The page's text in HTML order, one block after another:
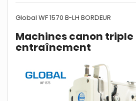
Global WF 1570 B-LH BORDEUR
Machines canon triple
entraînement